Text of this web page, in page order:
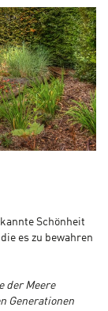
Schönheit
es zu bewahren
der Meere
Generationen